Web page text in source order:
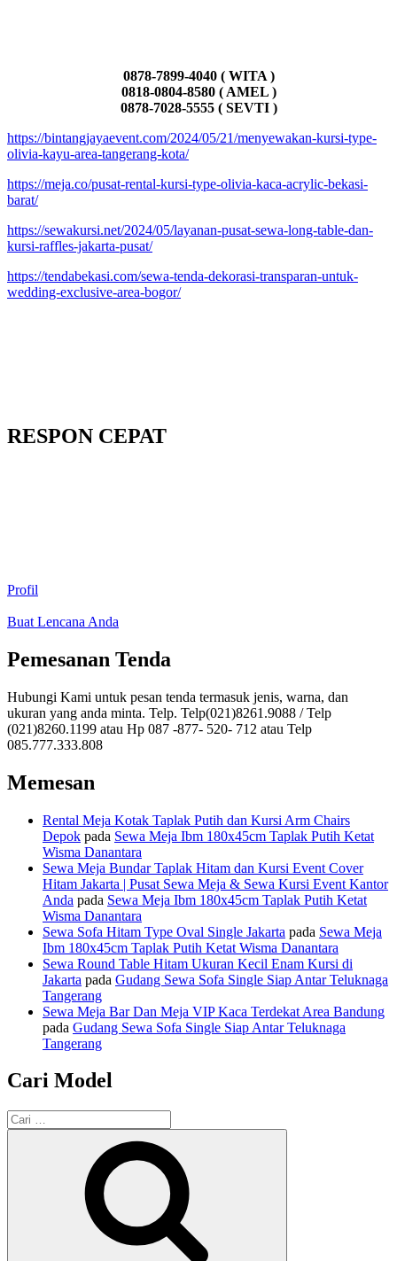
0878-7899-4040 ( WITA )
0818-0804-8580 ( AMEL )
0878-7028-5555 ( SEVTI )
https://bintangjayaevent.com/2024/05/21/menyewakan-kursi-type-
olivia-kayu-area-tangerang-kota/
https://meja.co/pusat-rental-kursi-type-olivia-kaca-acrylic-bekasi-
barat/
https://sewakursi.net/2024/05/layanan-pusat-sewa-long-table-dan-
kursi-raffles-jakarta-pusat/
https://tendabekasi.com/sewa-tenda-dekorasi-transparan-untuk-
wedding-exclusive-area-bogor/
RESPON CEPAT
Profil
Buat Lencana Anda
Pemesanan Tenda
Hubungi Kami untuk pesan tenda termasuk jenis, warna, dan
ukuran yang anda minta. Telp. Telp(021)8261.9088 / Telp
(021)8260.1199 atau Hp 087 -877- 520- 712 atau Telp
085.777.333.808
Memesan
Rental Meja Kotak Taplak Putih dan Kursi Arm Chairs
Depok pada Sewa Meja Ibm 180x45cm Taplak Putih Ketat
Wisma Danantara
Sewa Meja Bundar Taplak Hitam dan Kursi Event Cover
Hitam Jakarta | Pusat Sewa Meja & Sewa Kursi Event Kantor
Anda pada Sewa Meja Ibm 180x45cm Taplak Putih Ketat
Wisma Danantara
Sewa Sofa Hitam Type Oval Single Jakarta pada Sewa Meja
Ibm 180x45cm Taplak Putih Ketat Wisma Danantara
Sewa Round Table Hitam Ukuran Kecil Enam Kursi di
Jakarta pada Gudang Sewa Sofa Single Siap Antar Teluknaga
Tangerang
Sewa Meja Bar Dan Meja VIP Kaca Terdekat Area Bandung
pada Gudang Sewa Sofa Single Siap Antar Teluknaga
Tangerang
Cari Model
Pencarian
untuk: